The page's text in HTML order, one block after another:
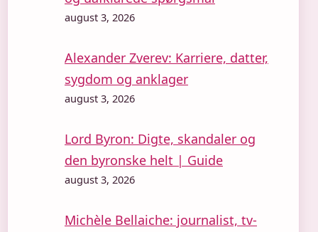
august 3, 2026
Alexander Zverev: Karriere, datter,
sygdom og anklager
august 3, 2026
Lord Byron: Digte, skandaler og
den byronske helt | Guide
august 3, 2026
Michèle Bellaiche: journalist, tv-